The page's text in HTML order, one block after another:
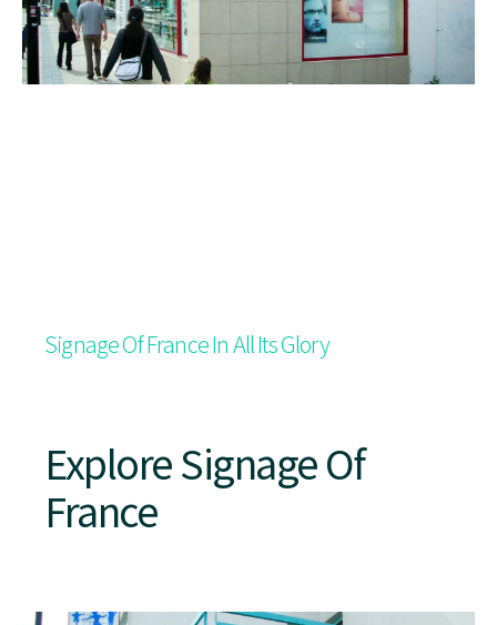
Signage Of France In All Its Glory
Explore Signage Of
France